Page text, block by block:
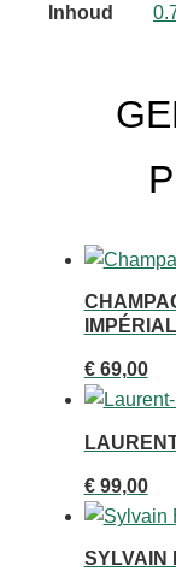
Inhoud
IMPÉRIAL
€69,00
€99,00
SYLVAIN